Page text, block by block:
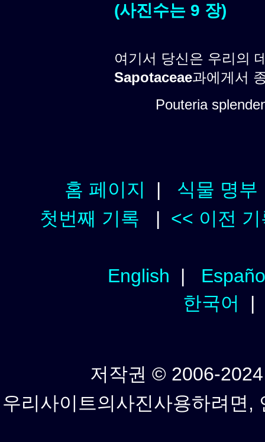
(사진수는 9 장)
여기서 당신은 우리의
Sapotaceae과에게서
Pouteria
홈 페이지 | 식물 명부
첫번째 기록 | << 이전 기
English |
한국어
저작권 © 2006-
우리사이트의사진사용하려면,